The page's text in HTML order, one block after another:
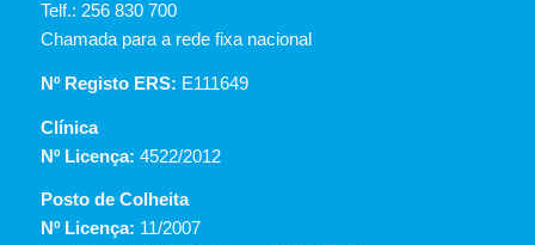
Telf.: 256 830 700
Chamada para a rede fixa nacional
Nº Registo ERS: E111649
Clínica
Nº Licença: 4522/2012
Posto de Colheita
Nº Licença: 11/2007